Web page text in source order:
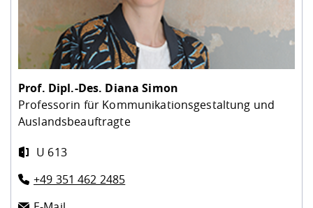
Prof. Dipl.-Des. Diana Simon
Professorin für Kommunikationsgestaltung und
Auslandsbeauftragte
U 613
+49 351 462 2485